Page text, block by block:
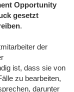
Opportunity
gesetzt
.
der
ist, dass sie von
zu bearbeiten,
darunter